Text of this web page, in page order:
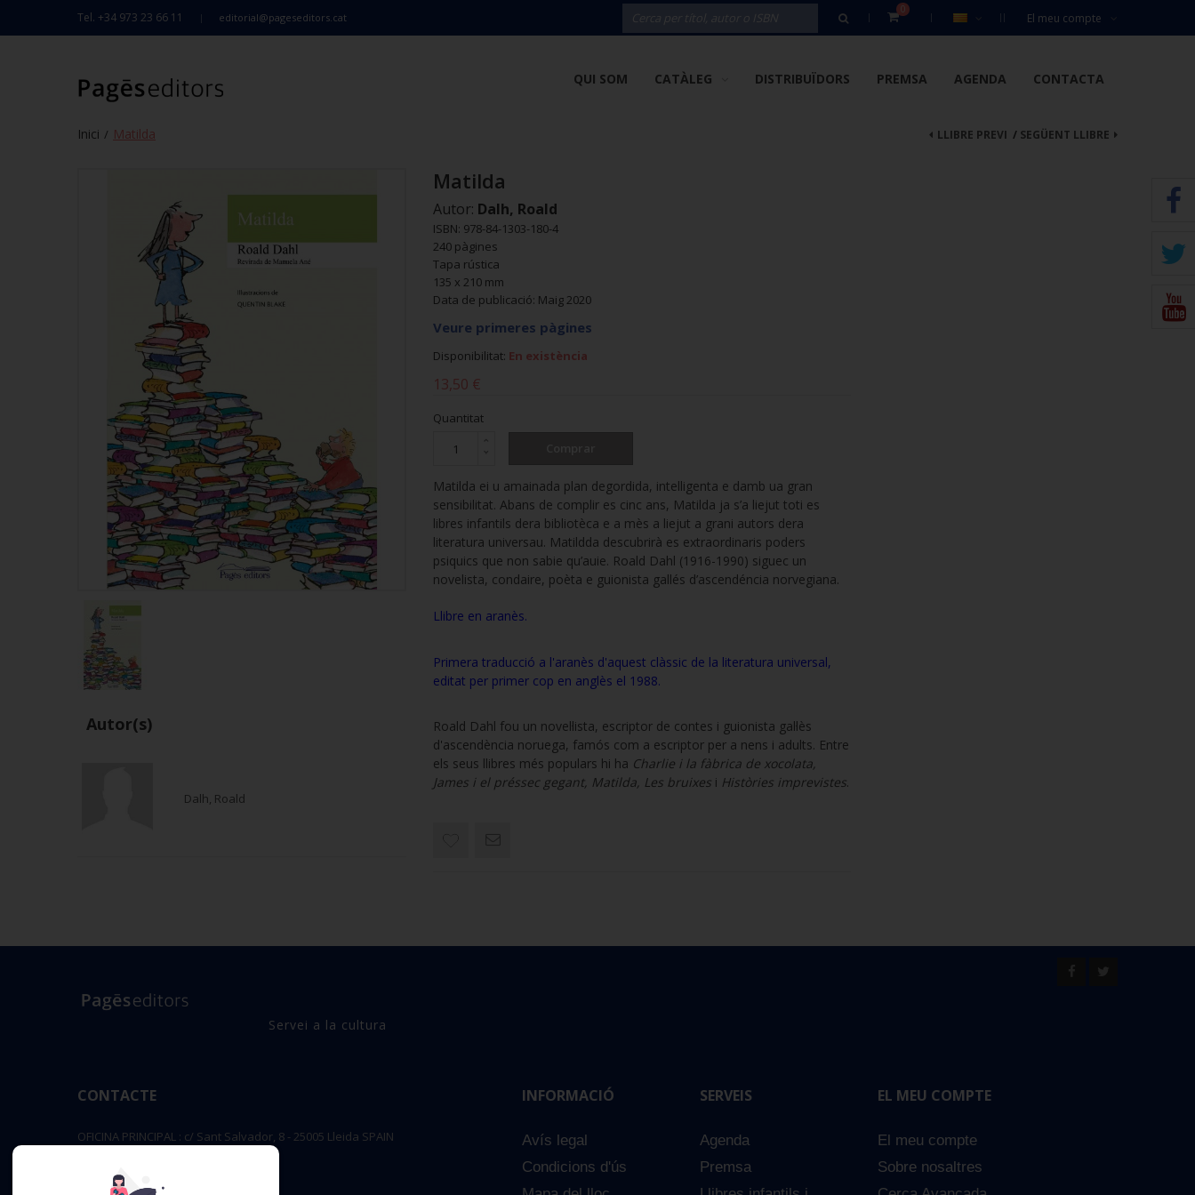
Tel. +34 973 23 66 11 editorial@pageseditors.cat El meu compte
0
QUI SOM CATÀLEG DISTRIBUÏDORS PREMSA AGENDA CONTACTA
Inici / Matilda SEGÜENT LLIBRE
LLIBRE PREVI /
Autor(s)
Dalh, Roald
Matilda
Autor: Dalh, Roald
ISBN: 978-84-1303-180-4
240 pàgines
Tapa rústica
135 x 210 mm
Data de publicació: Maig 2020
Veure primeres pàgines
Disponibilitat: En existència
13,50 €
Quantitat
Matilda ei u amainada plan degordida, intelligenta e damb ua gran
sensibilitat. Abans de complir es cinc ans, Matilda ja s’a liejut toti es
libres infantils dera bibliotèca e a mès a liejut a grani autors dera
literatura universau. Matildda descubrirà es extraordinaris poders
psiquics que non sabie qu’auie. Roald Dahl (1916-1990) siguec un
novelista, condaire, poèta e guionista gallés d’ascendéncia norvegiana.
Llibre en aranès.
Primera traducció a l'aranès d'aquest clàssic de la literatura universal,
editat per primer cop en anglès el 1988.
Roald Dahl fou un novel·lista, escriptor de contes i guionista gal·lès
d'ascendència noruega, famós com a escriptor per a nens i adults. Entre
els seus llibres més populars hi ha Charlie i la fàbrica de xocolata,
James i el préssec gegant, Matilda, Les bruixes i Històries imprevistes.
Servei a la cultura
CONTACTE
OFICINA PRINCIPAL : c/ Sant Salvador, 8 - 25005 Lleida SPAIN
editorial@pageseditors.cat
INFORMACIÓ
Avís legal
Condicions d'ús
SERVEIS
Agenda
Premsa
EL MEU COMPTE
El meu compte
Sobre nosaltres